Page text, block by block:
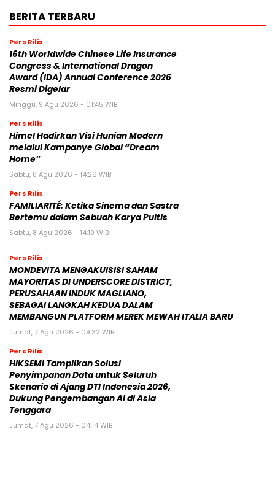
BERITA TERBARU
Pers Rilis
16th Worldwide Chinese Life Insurance
Congress & International Dragon
Award (IDA) Annual Conference 2026
Resmi Digelar
Minggu, 9 Agu 2026 - 01:45 WIB
Pers Rilis
Himel Hadirkan Visi Hunian Modern
melalui Kampanye Global “Dream
Home”
Sabtu, 8 Agu 2026 - 14:26 WIB
Pers Rilis
FAMILIARITÉ: Ketika Sinema dan Sastra
Bertemu dalam Sebuah Karya Puitis
Sabtu, 8 Agu 2026 - 14:19 WIB
Pers Rilis
MONDEVITA MENGAKUISISI SAHAM
MAYORITAS DI UNDERSCORE DISTRICT,
PERUSAHAAN INDUK MAGLIANO,
SEBAGAI LANGKAH KEDUA DALAM
MEMBANGUN PLATFORM MEREK MEWAH ITALIA BARU
Jumat, 7 Agu 2026 - 09:32 WIB
Pers Rilis
HIKSEMI Tampilkan Solusi
Penyimpanan Data untuk Seluruh
Skenario di Ajang DTI Indonesia 2026,
Dukung Pengembangan AI di Asia
Tenggara
Jumat, 7 Agu 2026 - 04:14 WIB